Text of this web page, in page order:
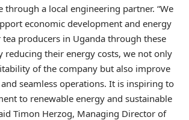
through a local engineering partner. “We
economic development and energy
producers in Uganda through these
reducing their energy costs, we not only
of the company but also improve
seamless operations. It is inspiring to
to renewable energy and sustainable
Timon Herzog, Managing Director of